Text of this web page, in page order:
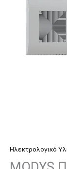
Ηλεκτρολογικό